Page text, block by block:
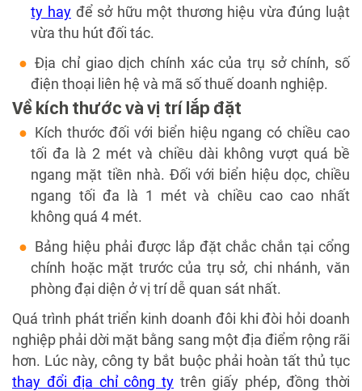
ty hayđể sở hữu một thương hiệu vừa đúng luật
vừa thu hút đối tác.
Địa chỉ giao dịch chính xác của trụ sở chính, số
điện thoại liên hệ và mã số thuế doanh nghiệp.
Về kích thước và vị trí lắp đặt
Kích thước đối với biển hiệu ngang có chiều cao
tối đa là 2 mét và chiều dài không vượt quá bề
ngang mặt tiền nhà. Đối với biển hiệu dọc, chiều
ngang tối đa là 1 mét và chiều cao cao nhất
không quá 4 mét.
Bảng hiệu phải được lắp đặt chắc chắn tại cổng
chính hoặc mặt trước của trụ sở, chi nhánh, văn
phòng đại diện ở vị trí dễ quan sát nhất.
Quá trình phát triển kinh doanh đôi khi đòi hỏi doanh
nghiệp phải dời mặt bằng sang một địa điểm rộng rãi
hơn. Lúc này, công ty bắt buộc phải hoàn tất thủ tục
thay đổi địa chỉ công ty trên giấy phép, đồng thời